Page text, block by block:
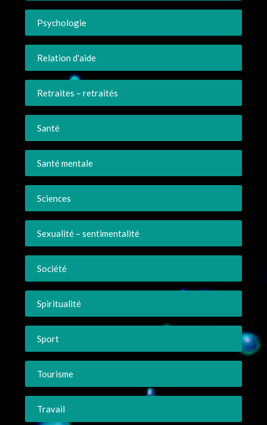
Psychologie
Relation d'aide
Retraites – retraités
Santé
Santé mentale
Sciences
Sexualité – sentimentalité
Société
Spiritualité
Sport
Tourisme
Travail